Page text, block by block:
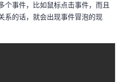
个事件，比如鼠标点击事件，而且
系的话，就会出现事件冒泡的现